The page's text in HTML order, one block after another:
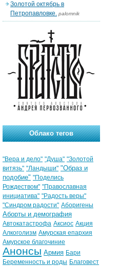
Золотой октябрь в
Петропавловке. palomnik
Облако тегов
"Вера и дело" "Душа" "Золотой
витязь" "Ландыши" "Образ и
подобие" "Поделись
Рождеством" "Православная
инициатива" "Радость веры"
"Синдром радости" Аборигены
Аборты и демография
Автокатастрофа Аксиос Акция
Алкоголизм Амурская епархия
Амурское благочиние
Анонсы Армия Бари
Беременность и роды Благовест